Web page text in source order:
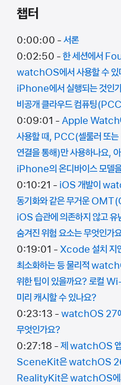
챕터
0:00:00 - 서론
0:02:50 - 한 세션에서
watchOS에서 사용할 수 있
iPhone에서 실행되는 것인
비공개 클라우드 컴퓨팅
0:09:01 - Apple Watch
사용할 때, PCC(셀룰러
연결을 통해)만 사용하나요,
iPhone의 온디바이스 모델
0:10:21 - iOS 개발이
동기화와 같은 무거운
iOS 습관에 의존하지 않고 유
숨겨진 위험 요소는 무엇인가
0:19:01 - Xcode 설치 지
최소화하는 등 물리적
위한 팁이 있을까요? 로컬
미리 캐시할 수 있나요?
0:23:13 - watchOS 27에
무엇인가요?
0:27:18 - 제 watchOS
SceneKit은 watchOS 26
RealityKit은 watchOS에